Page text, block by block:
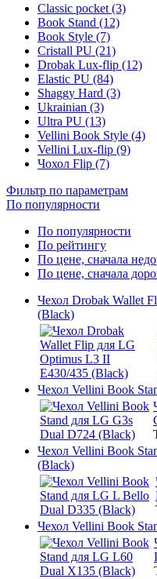
Classic pocket (3)
Book Stand (12)
Book Style (7)
Cristall PU (21)
Drobak Lux-flip (12)
Elastic PU (84)
Shaggy Hard (3)
Ukrainian (3)
Ultra PU (13)
Vellini Book Style (4)
Vellini Lux-flip (9)
Чохол Flip (7)
Фильтр по параметрам
По популярности
По популярности
По рейтингу
По цене, сначала
По цене, сначала
Чехол Drobak Wallet
(Black)
Чехол Vellini Book
Чехол Vellini Book
(Black)
Чехол Vellini Book